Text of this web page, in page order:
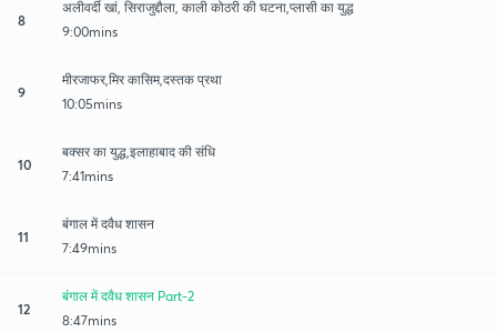
8
अलीवर्दी खां, सिराजुद्दौला, काली कोठरी की घटना,प्लासी का युद्ध
9:00mins
9
मीरजाफर,मिर कासिम,दस्तक प्रथा
10:05mins
10
बक्सर का युद्ध,इलाहाबाद की संधि
7:41mins
11
बंगाल में दवैध शासन
7:49mins
12
बंगाल में दवैध शासन Part-2
8:47mins